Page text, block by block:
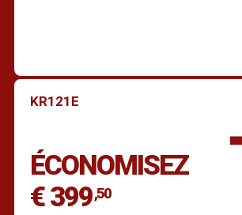
Trouver un
KR121E
ÉCONOMISEZ
€ 399,50